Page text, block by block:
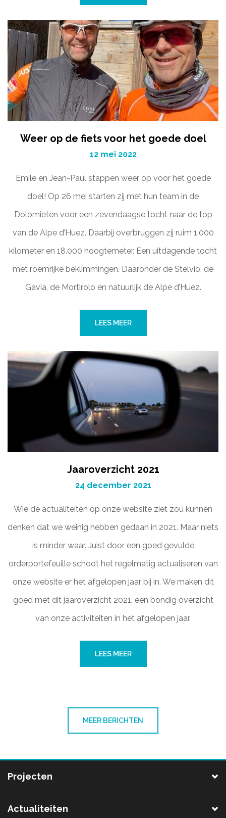
Weer op de fiets voor het goede doel
12 mei 2022
Emile en Jean-Paul stappen weer op voor het goede
doel! Op 26 mei starten zij met hun team in de
Dolomieten voor een zevendaagse tocht naar de top
van de Alpe d’Huez. Daarbij overbruggen zij ruim 1.000
kilometer en 18.000 hoogtemeter. Een uitdagende tocht
met roemrijke beklimmingen. Daaronder de Stelvio, de
Gavia, de Mortirolo en natuurlijk de Alpe d’Huez.
LEES MEER
Jaaroverzicht 2021
24 december 2021
Wie de actualiteiten op onze website ziet zou kunnen
denken dat we weinig hebben gedaan in 2021. Maar niets
is minder waar. Juist door een goed gevulde
orderportefeuille schoot het regelmatig actualiseren van
onze website er het afgelopen jaar bij in. We maken dit
goed met dit jaaroverzicht 2021, een bondig overzicht
van onze activiteiten in het afgelopen jaar.
LEES MEER
MEER BERICHTEN
Projecten
Actualiteiten